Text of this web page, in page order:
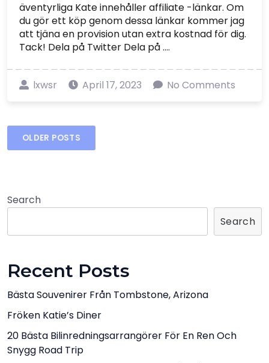
äventyrliga Kate innehåller affiliate -länkar. Om
du gör ett köp genom dessa länkar kommer jag
att tjäna en provision utan extra kostnad för dig.
Tack! Dela på Twitter Dela på ....
lxwsr April 17, 2023 No Comments
Posts
OLDER POSTS
Search
Search
Recent Posts
Bästa Souvenirer Från Tombstone, Arizona
Fröken Katie’s Diner
20 Bästa Bilinredningsarrangörer För En Ren Och
Snygg Road Trip